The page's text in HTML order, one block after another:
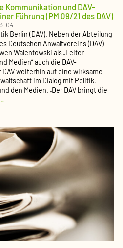
Kommuni­kation und DAV-
Führung (PM 09/21 des DAV)
04
Berlin (DAV). Neben der Abteilung
Deutschen Anwaltvereins (DAV)
Walentowski als „Leiter
Medien“ auch die DAV-
weiterhin auf eine wirksame
im Dialog mit Politik,
den Medien. „Der DAV bringt die
kation
und
Presse­
stelle
unter
einer
Führung
(PM
09/21
des
DAV)